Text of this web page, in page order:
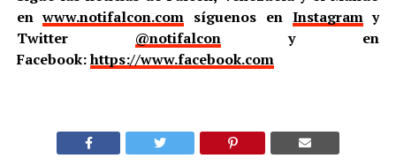
enwww.notifalcon.com síguenos en Instagramy
Twitter @notifalcony en
Facebook:https://www.facebook.com